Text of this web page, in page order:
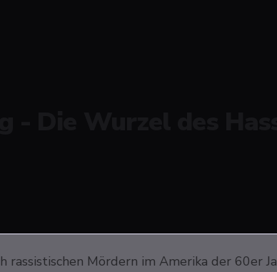
rassistischen Mördern im Amerika der 60er